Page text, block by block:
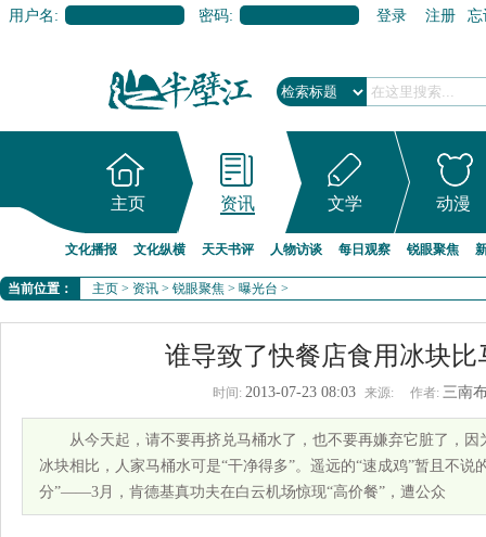
用户名: 密码: 登录 注册 忘
主页 资讯 文学 动漫
文化播报 文化纵横 天天书评 人物访谈 每日观察 锐眼聚焦
当前位置： 主页 > 资讯 > 锐眼聚焦 > 曝光台 >
谁导致了快餐店食用冰块比
时间: 2013-07-23 08:03 来源: 作者: 三南
从今天起，请不要再挤兑马桶水了，也不要再嫌弃它脏了，因
冰块相比，人家马桶水可是“干净得多”。遥远的“速成鸡”暂且不说
分”——3月，肯德基真功夫在白云机场惊现“高价餐”，遭公众